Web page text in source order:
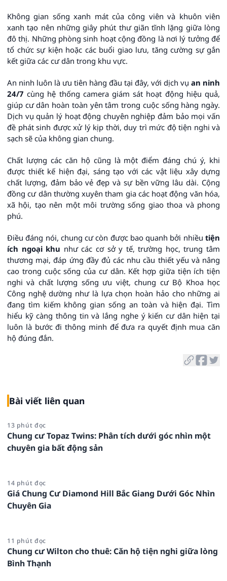
Không gian sống xanh mát của công viên và khuôn viên
xanh tạo nên những giây phút thư giãn tĩnh lặng giữa lòng
đô thị. Những phòng sinh hoạt cộng đồng là nơi lý tưởng để
tổ chức sự kiện hoặc các buổi giao lưu, tăng cường sự gắn
kết giữa các cư dân trong khu vực.
An ninh luôn là ưu tiên hàng đầu tại đây, với dịch vụ an ninh
24/7 cùng hệ thống camera giám sát hoạt động hiệu quả,
giúp cư dân hoàn toàn yên tâm trong cuộc sống hàng ngày.
Dịch vụ quản lý hoạt động chuyên nghiệp đảm bảo mọi vấn
đề phát sinh được xử lý kịp thời, duy trì mức độ tiện nghi và
sạch sẽ của không gian chung.
Chất lượng các căn hộ cũng là một điểm đáng chú ý, khi
được thiết kế hiện đại, sáng tạo với các vật liệu xây dựng
chất lượng, đảm bảo vẻ đẹp và sự bền vững lâu dài. Cộng
đồng cư dân thường xuyên tham gia các hoạt động văn hóa,
xã hội, tạo nên một môi trường sống giao thoa và phong
phú.
Điều đáng nói, chung cư còn được bao quanh bởi nhiều tiện
ích ngoại khu như các cơ sở y tế, trường học, trung tâm
thương mại, đáp ứng đầy đủ các nhu cầu thiết yếu và nâng
cao trong cuộc sống của cư dân. Kết hợp giữa tiện ích tiện
nghi và chất lượng sống ưu việt, chung cư Bộ Khoa học
Công nghệ dường như là lựa chọn hoàn hảo cho những ai
đang tìm kiếm không gian sống an toàn và hiện đại. Tìm
hiểu kỹ càng thông tin và lắng nghe ý kiến cư dân hiện tại
luôn là bước đi thông minh để đưa ra quyết định mua căn
hộ đúng đắn.
Bài viết liên quan
13 phút đọc
Chung cư Topaz Twins: Phân tích dưới góc nhìn một
chuyên gia bất động sản
14 phút đọc
Giá Chung Cư Diamond Hill Bắc Giang Dưới Góc Nhìn
Chuyên Gia
11 phút đọc
Chung cư Wilton cho thuê: Căn hộ tiện nghi giữa lòng
Bình Thạnh